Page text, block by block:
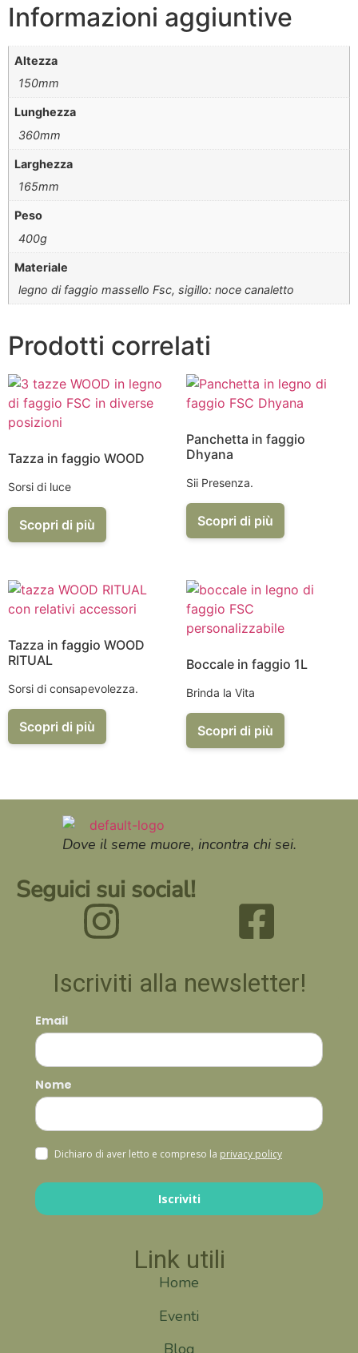
Informazioni aggiuntive
Altezza
150mm
Lunghezza
360mm
Larghezza
165mm
Peso
400g
Materiale
legno di faggio massello Fsc, sigillo: noce canaletto
Prodotti correlati
Tazza in faggio WOOD
Sorsi di luce
Scopri di più
Panchetta in faggio
Dhyana
Sii Presenza.
Scopri di più
Tazza in faggio WOOD
RITUAL
Sorsi di consapevolezza.
Scopri di più
Boccale in faggio 1L
Brinda la Vita
Scopri di più
Dove il seme muore, incontra chi sei.
Seguici sui social!
Iscriviti alla newsletter!
Email
Nome
Dichiaro di aver letto e compreso la privacy policy
Iscriviti
Link utili
Home
Eventi
Blog